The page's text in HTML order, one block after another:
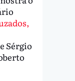
Sérgio